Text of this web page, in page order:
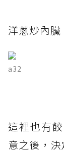
洋蔥炒內臟
a32
這裡也有
意之後，